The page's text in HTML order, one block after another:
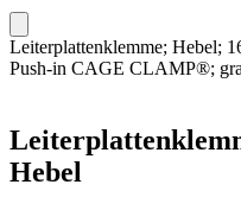
Leiterplattenklemme; Hebel;
Push-in CAGE CLAMP®;
Hebel